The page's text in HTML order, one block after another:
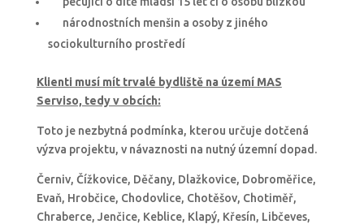
národnostních menšin a osoby z jiného
sociokulturního prostředí
Klienti musí mít trvalé bydliště na území MAS
Serviso, tedy v obcích:
Toto je nezbytná podmínka, kterou určuje dotčená
výzva projektu, v návaznosti na nutný územní dopad.
Černiv, Čížkovice, Děčany, Dlažkovice, Dobroměřice,
Evaň, Hrobčice, Chodovlice, Chotěšov, Chotiměř,
Chraberce, Jenčice, Keblice, Klapý, Křesín, Libčeves,